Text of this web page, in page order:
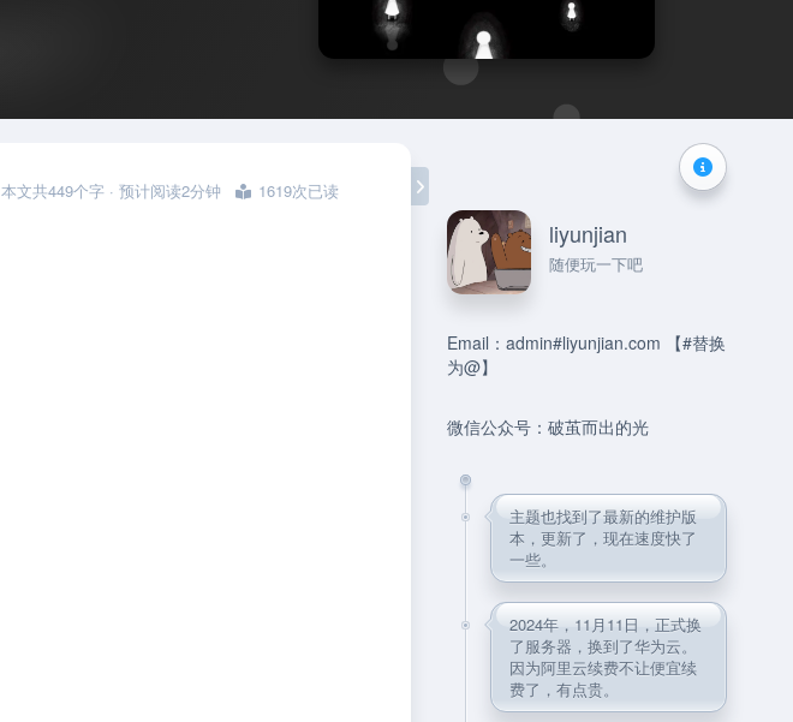
本文共449个字 · 预计阅读2分钟 1619次已读
liyunjian
随便玩一下吧
Email：admin#liyunjian.com 【#替换
为@】
微信公众号：破茧而出的光
主题也找到了最新的维护版
本，更新了，现在速度快了
一些。
2024年，11月11日，正式换
了服务器，换到了华为云。
因为阿里云续费不让便宜续
费了，有点贵。